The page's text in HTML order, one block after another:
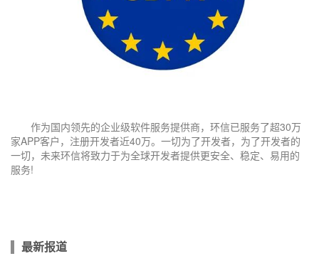
作为国内领先的企业级软件服务提供商，环信已服务了超30万
家APP客户，注册开发者近40万。一切为了开发者，为了开发者的
一切，未来环信将致力于为全球开发者提供更安全、稳定、易用的
服务!
最新报道